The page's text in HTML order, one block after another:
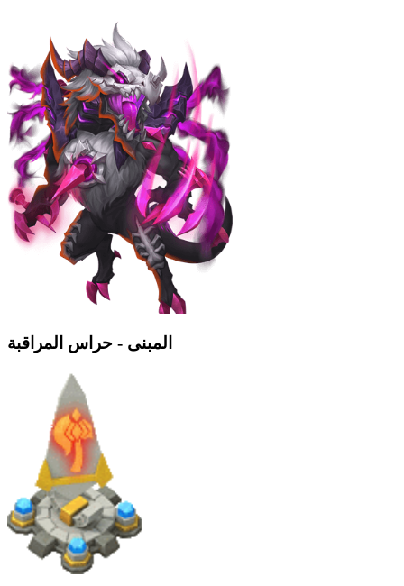
المبنى - حراس المراقبة